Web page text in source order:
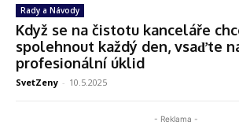
Rady a Návody
Když se na čistotu kanceláře
spolehnout každý den, vsaďte
profesionální úklid
SvetZeny - 10.5.2025
- Reklama -